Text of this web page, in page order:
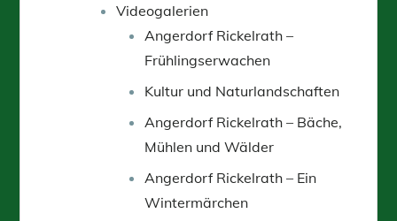
Videogalerien
Angerdorf Rickelrath –
Frühlingserwachen
Kultur und Naturlandschaften
Angerdorf Rickelrath – Bäche,
Mühlen und Wälder
Angerdorf Rickelrath – Ein
Wintermärchen